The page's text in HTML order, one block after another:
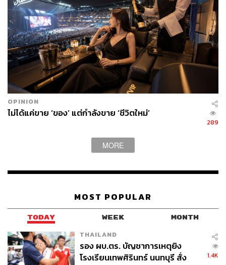
OPINION
ไม่ได้แค่ขาย ‘ของ’ แต่กำลังขาย ‘ชีวิตใหม่’
289
MORE
MOST POPULAR
TODAY WEEK MONTH
THAILAND
รอง ผบ.ตร. บัญชาการเหตุยิง
โรงเรียนเทพศิรินทร์ นนทบุรี สั่ง
1.4K